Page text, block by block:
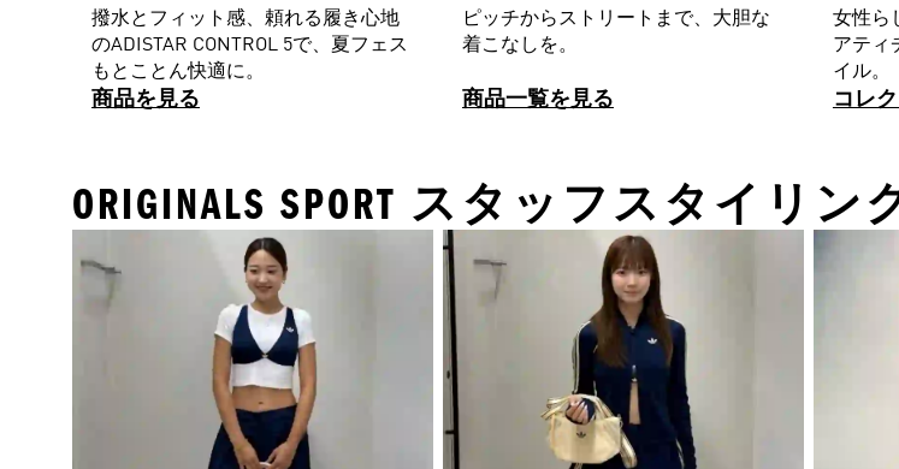
撥水とフィット感、頼れる履き心地
のADISTAR CONTROL 5で、夏フェス
もとことん快適に。
商品を見る
ピッチからストリートまで、大胆な
着こなしを。
商品一覧を見る
女性ら
アティ
イル。
コレ
ORIGINALS SPORT スタッフスタイリン